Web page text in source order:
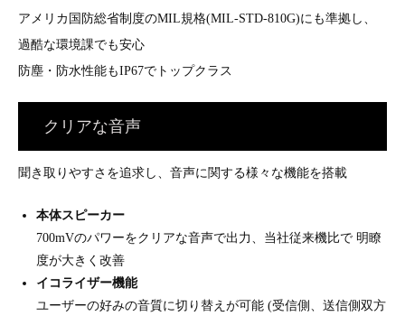
アメリカ国防総省制度のMIL規格(MIL-STD-810G)にも準拠し、
過酷な環境課でも安心
防塵・防水性能もIP67でトップクラス
クリアな音声
聞き取りやすさを追求し、音声に関する様々な機能を搭載
本体スピーカー
700mVのパワーをクリアな音声で出力、当社従来機比で 明瞭
度が大きく改善
イコライザー機能
ユーザーの好みの音質に切り替えが可能 (受信側、送信側双方